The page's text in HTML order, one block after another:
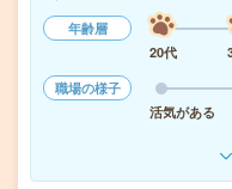
年齢層
20代
職場の様子
活気がある